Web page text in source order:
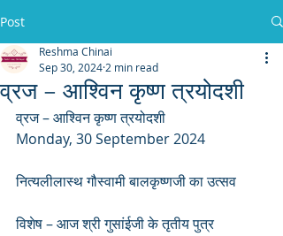
Post
व्रज – आश्विन कृष्ण त्रयोदशी
Reshma Chinai
Sep 30, 2024 2 min read
व्रज – आश्विन कृष्ण त्रयोदशी
Monday, 30 September 2024
नित्यलीलास्थ गौस्वामी बालकृष्णजी का उत्सव
विशेष – आज श्री गुसांईजी के तृतीय पुत्र